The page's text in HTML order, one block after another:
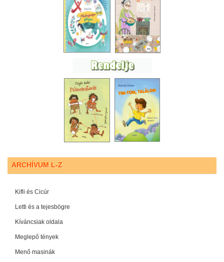
ARCHÍVUM L-Z
Kifli és Cicúr
Letti és a tejesbögre
Kíváncsiak oldala
Meglepő tények
Menő masinák